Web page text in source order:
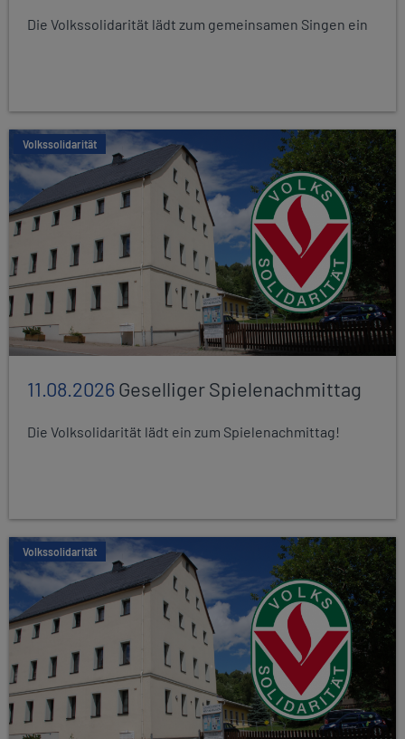
Die Volkssolidarität lädt zum gemeinsamen Singen ein
Volkssolidarität
11.08.2026Geselliger Spielenachmittag
Die Volksolidarität lädt ein zum Spielenachmittag!
Volkssolidarität